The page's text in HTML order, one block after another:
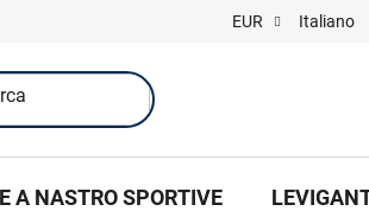
EUR Italiano
A NASTRO SPORTIVE